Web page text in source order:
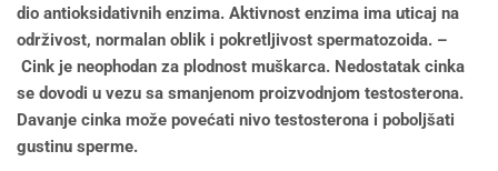
dio antioksidativnih enzima. Aktivnost enzima ima uticaj na
održivost, normalan oblik i pokretljivost spermatozoida. –
Cink je neophodan za plodnost muškarca. Nedostatak cinka
se dovodi u vezu sa smanjenom proizvodnjom testosterona.
Davanje cinka može povećati nivo testosterona i poboljšati
gustinu sperme.